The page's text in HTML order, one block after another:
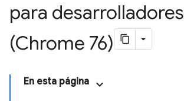
para desarrolladores
(Chrome 76)
En esta página